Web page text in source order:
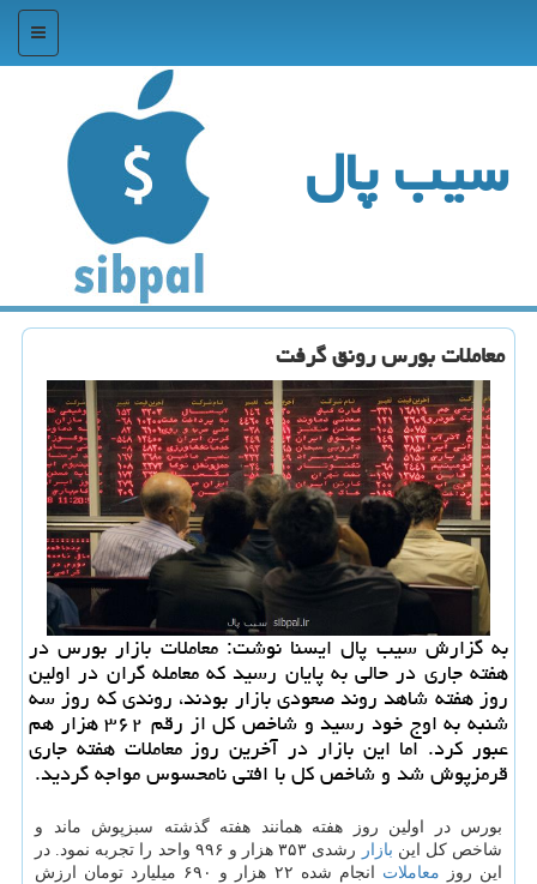
منو
سیب پال
معاملات بورس رونق گرفت
به گزارش سیب پال ایسنا نوشت: معاملات بازار بورس در
هفته جاری در حالی به پایان رسید كه معامله گران در اولین
روز هفته شاهد روند صعودی بازار بودند، روندی كه روز سه
شنبه به اوج خود رسید و شاخص كل از رقم ۳۶۲ هزار هم
عبور كرد. اما این بازار در آخرین روز معاملات هفته جاری
قرمزپوش شد و شاخص كل با افتی نامحسوس مواجه گردید.
بورس در اولین روز هفته همانند هفته گذشته سبزپوش ماند و
شاخص كل این بازار
رشدی ۳۵۳ هزار و ۹۹۶ واحد را تجربه نمود. در
این روز معاملات
انجام شده ۲۲ هزار و ۶۹۰ میلیارد تومان ارزش